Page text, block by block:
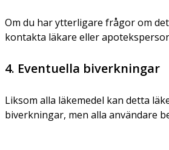
Om du har ytterligare frågor om
kontakta läkare eller
4. Eventuella biverkningar
Liksom alla läkemedel kan detta
biverkningar, men alla användare